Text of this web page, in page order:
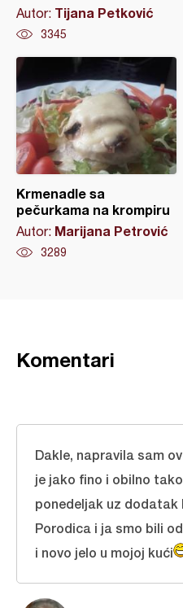
Autor: Tijana Petković
3345
Krmenadle sa
pečurkama na krompiru
Autor: Marijana Petrović
3289
Komentari
Dakle, napravila sam
je jako fino i obilno
ponedeljak uz dodatak
Porodica i ja smo bili
i novo jelo u mojoj kući